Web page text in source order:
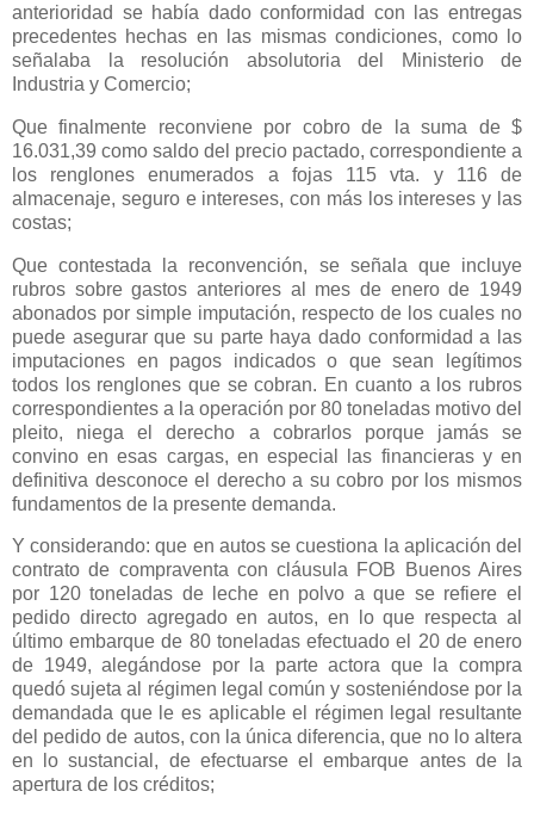
anterioridad se había dado conformidad con las entregas
precedentes hechas en las mismas condiciones, como lo
señalaba la resolución absolutoria del Ministerio de
Industria y Comercio;
Que finalmente reconviene por cobro de la suma de $
16.031,39 como saldo del precio pactado, correspondiente a
los renglones enumerados a fojas 115 vta. y 116 de
almacenaje, seguro e intereses, con más los intereses y las
costas;
Que contestada la reconvención, se señala que incluye
rubros sobre gastos anteriores al mes de enero de 1949
abonados por simple imputación, respecto de los cuales no
puede asegurar que su parte haya dado conformidad a las
imputaciones en pagos indicados o que sean legítimos
todos los renglones que se cobran. En cuanto a los rubros
correspondientes a la operación por 80 toneladas motivo del
pleito, niega el derecho a cobrarlos porque jamás se
convino en esas cargas, en especial las financieras y en
definitiva desconoce el derecho a su cobro por los mismos
fundamentos de la presente demanda.
Y considerando: que en autos se cuestiona la aplicación del
contrato de compraventa con cláusula FOB Buenos Aires
por 120 toneladas de leche en polvo a que se refiere el
pedido directo agregado en autos, en lo que respecta al
último embarque de 80 toneladas efectuado el 20 de enero
de 1949, alegándose por la parte actora que la compra
quedó sujeta al régimen legal común y sosteniéndose por la
demandada que le es aplicable el régimen legal resultante
del pedido de autos, con la única diferencia, que no lo altera
en lo sustancial, de efectuarse el embarque antes de la
apertura de los créditos;